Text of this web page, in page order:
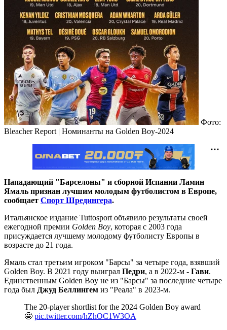
Фото:
Bleacher Report | Номинанты на Golden Boy-2024
Нападающий "Барселоны" и сборной Испании Ламин
Ямаль признан лучшим молодым футболистом в Европе,
сообщает Спорт Шредингера.
Итальянское издание Tuttosport объявило результаты своей
ежегодной премии Golden Boy, которая с 2003 года
присуждается лучшему молодому футболисту Европы в
возрасте до 21 года.
Ямаль стал третьим игроком "Барсы" за четыре года, взявший
Golden Boy. В 2021 году выиграл Педри, а в 2022-м - Гави.
Единственным Golden Boy не из "Барсы" за последние четыре
года был Джуд Беллингем из "Реала" в 2023-м.
The 20-player shortlist for the 2024 Golden Boy award
🤩 pic.twitter.com/hZhOC1W3OA